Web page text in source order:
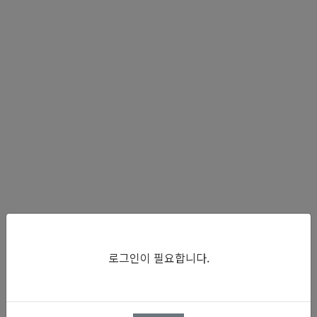
로그인이 필요합니다.